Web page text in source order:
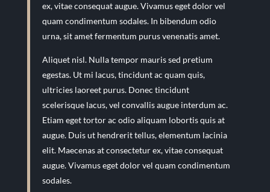
ex, vitae consequat augue. Vivamus eget dolor vel
quam condimentum sodales. In bibendum odio
urna, sit amet fermentum purus venenatis amet.
Aliquet nisl. Nulla tempor mauris sed pretium
egestas. Ut mi lacus, tincidunt ac quam quis,
ultricies laoreet purus. Donec tincidunt
scelerisque lacus, vel convallis augue interdum ac.
Etiam eget tortor ac odio aliquam lobortis quis at
augue. Duis ut hendrerit tellus, elementum lacinia
elit. Maecenas at consectetur ex, vitae consequat
augue. Vivamus eget dolor vel quam condimentum
sodales.